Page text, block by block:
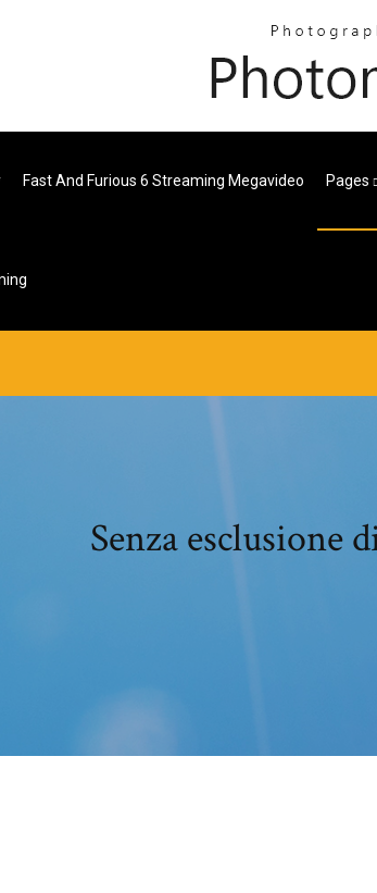
Fast And Furious 6 Streaming Megavideo Pages
Senza esclusione